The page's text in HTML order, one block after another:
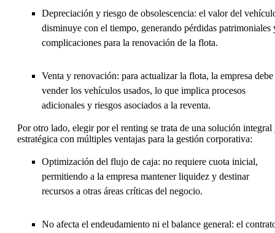
Depreciación y riesgo de obsolescencia: el valor del
disminuye con el tiempo, generando pérdidas patrimoniales
complicaciones para la renovación de la flota.
Venta y renovación: para actualizar la flota, la empresa debe
vender los vehículos usados, lo que implica procesos
adicionales y riesgos asociados a la reventa.
Por otro lado, elegir por el renting se trata de una solución integral
estratégica con múltiples ventajas para la gestión corporativa:
Optimización del flujo de caja: no requiere cuota inicial,
permitiendo a la empresa mantener liquidez y destinar
recursos a otras áreas críticas del negocio.
No afecta el endeudamiento ni el balance general: el